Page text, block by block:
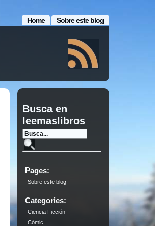
Sobre este blog
Home
Busca en
leemaslibros
Pages:
Sobre este blog
Categories:
Ciencia Ficción
Cómic